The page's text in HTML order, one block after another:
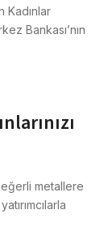
Kadınlar
Bankası’nın
metallere